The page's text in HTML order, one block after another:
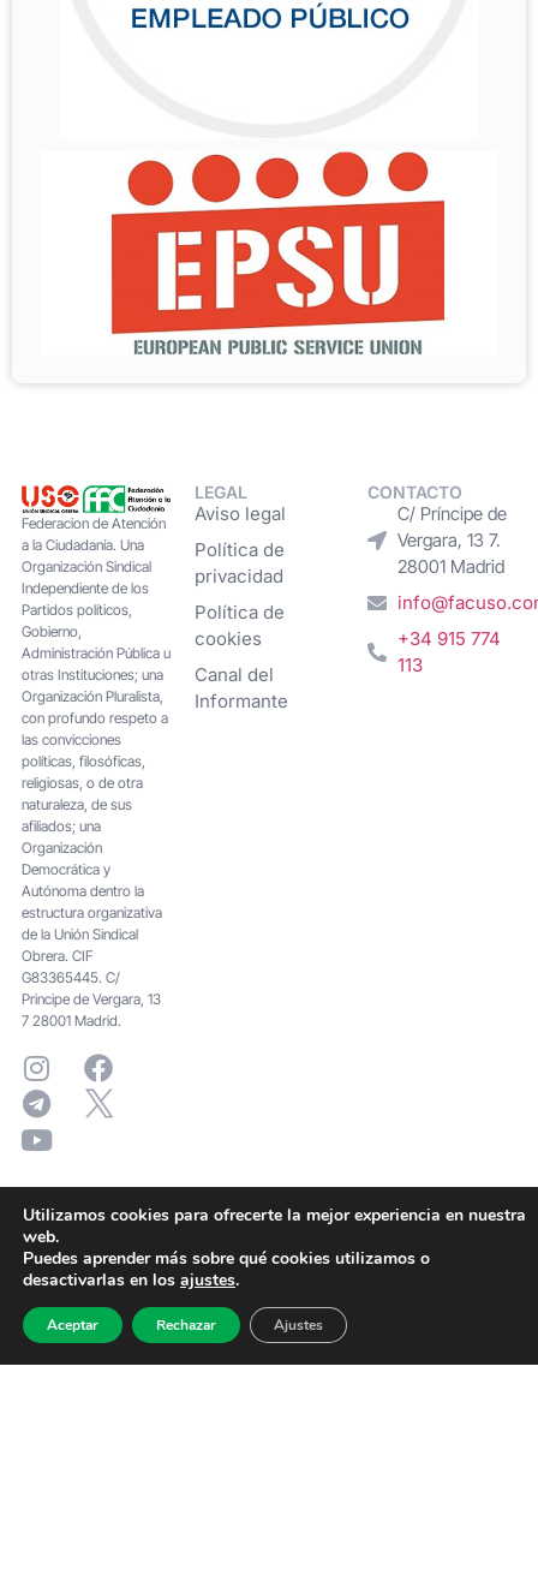
Federacion de Atención
a la Ciudadanía. Una
Organización Sindical
Independiente de los
Partidos políticos,
Gobierno,
Administración Pública u
otras Instituciones; una
Organización Pluralista,
con profundo respeto a
las convicciones
políticas, filosóficas,
religiosas, o de otra
naturaleza, de sus
afiliados; una
Organización
Democrática y
Autónoma dentro la
estructura organizativa
de la Unión Sindical
Obrera. CIF
G83365445. C/
Principe de Vergara, 13
7 28001 Madrid.
LEGAL
Aviso legal
Política de
privacidad
Política de
cookies
Canal del
Informante
CONTACTO
C/ Príncipe de
Vergara, 13 7.
28001 Madrid
+34 915 774
113
Utilizamos cookies para ofrecerte la mejor experiencia en nuestra
web.
Puedes aprender más sobre qué cookies utilizamos o
desactivarlas en los ajustes.
Aceptar Rechazar Ajustes